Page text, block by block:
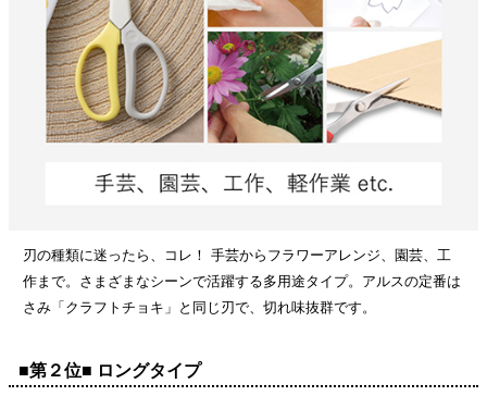
刃の種類に迷ったら、コレ！ 手芸からフラワーアレンジ、園芸、工
作まで。さまざまなシーンで活躍する多用途タイプ。アルスの定番は
さみ「クラフトチョキ」と同じ刃で、切れ味抜群です。
■第２位■ ロングタイプ